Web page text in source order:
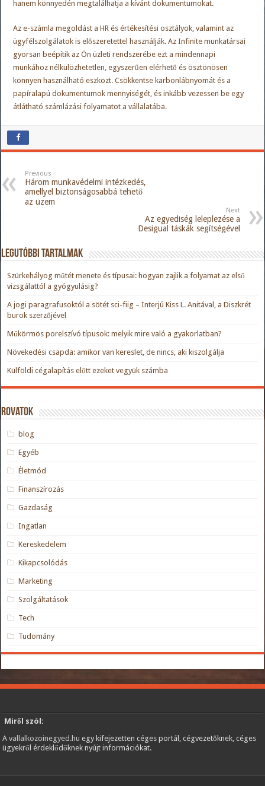
hanem könnyedén megtalálhatja a kívánt dokumentumokat.
Az e-számla megoldást a HR és értékesítési osztályok, valamint az
ügyfélszolgálatok is előszeretettel használják. Az Infinite munkatársai
gyorsan beépítik az Ön üzleti rendszerébe ezt a mindennapi
munkához nélkülözhetetlen, egyszerűen elérhető és ösztönösen
könnyen használható eszközt. Csökkentse karbonlábnyomát és a
papíralapú dokumentumok mennyiségét, és inkább vezessen be egy
átlátható számlázási folyamatot a vállalatába.
Previous
Három munkavédelmi intézkedés,
amellyel biztonságosabbá tehető
az üzem
Next
Az egyediség leleplezése a
Desigual táskák segítségével
Legutóbbi tartalmak
Szürkehályog műtét menete és típusai: hogyan zajlik a folyamat az első
vizsgálattól a gyógyulásig?
A jogi paragrafusoktól a sötét sci-fiig – Interjú Kiss L. Anitával, a Diszkrét
burok szerzőjével
Műkörmös porelszívó típusok: melyik mire való a gyakorlatban?
Növekedési csapda: amikor van kereslet, de nincs, aki kiszolgálja
Külföldi cégalapítás előtt ezeket vegyük számba
Rovatok
blog
Egyéb
Életmód
Finanszírozás
Gazdaság
Ingatlan
Kereskedelem
Kikapcsolódás
Marketing
Szolgáltatások
Tech
Tudomány
Miről szól:
Avallalkozoinegyed.hu egy kifejezetten céges portál, cégvezetőknek, céges
ügyekről érdeklődőknek nyújt információkat.